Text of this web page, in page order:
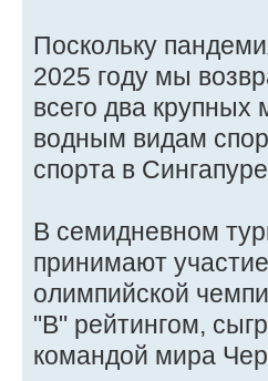
Поскольку
2025 году мы
всего два
водным видам
спорта в
В семидневном
принимают
олимпийской
"В" рейтингом,
командой мира